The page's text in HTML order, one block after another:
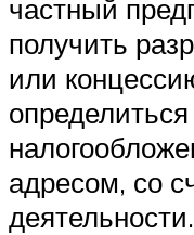
частный
получить
или
адресом, со
деятельности.